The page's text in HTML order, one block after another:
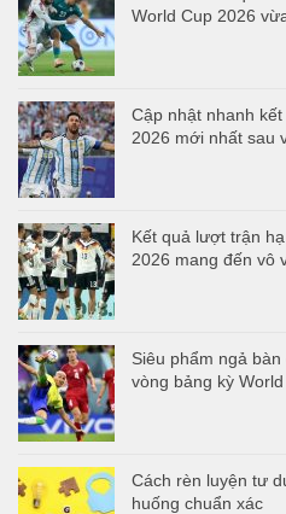
World Cup 2026
Cập nhật nhanh
2026 mới nhất sau
Kết quả lượt trận
2026 mang đến vô
Siêu phẩm ngả
vòng bảng kỳ
Cách rèn luyện tư
huống chuẩn xác